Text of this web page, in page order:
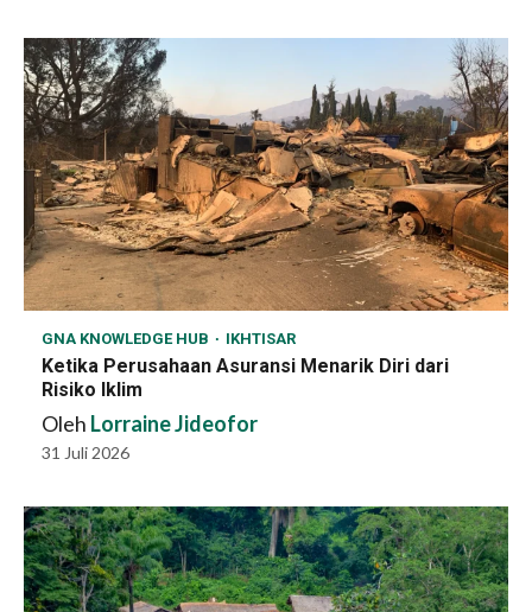
GNA KNOWLEDGE HUB IKHTISAR
Ketika Perusahaan Asuransi Menarik Diri dari
Risiko Iklim
Oleh Lorraine Jideofor
31 Juli 2026